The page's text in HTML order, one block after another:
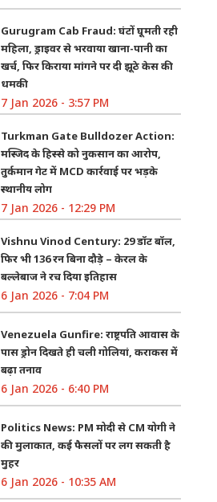
Gurugram Cab Fraud: घंटों घूमती रही
महिला, ड्राइवर से भरवाया खाना-पानी का
खर्च, फिर किराया मांगने पर दी झूठे केस की
धमकी
7 Jan 2026 - 3:57 PM
Turkman Gate Bulldozer Action:
मस्जिद के हिस्से को नुकसान का आरोप,
तुर्कमान गेट में MCD कार्रवाई पर भड़के
स्थानीय लोग
7 Jan 2026 - 12:29 PM
Vishnu Vinod Century: 29 डॉट बॉल,
फिर भी 136 रन बिना दौड़े – केरल के
बल्लेबाज ने रच दिया इतिहास
6 Jan 2026 - 7:04 PM
Venezuela Gunfire: राष्ट्रपति आवास के
पास ड्रोन दिखते ही चली गोलियां, कराकस में
बढ़ा तनाव
6 Jan 2026 - 6:40 PM
Politics News: PM मोदी से CM योगी ने
की मुलाकात, कई फैसलों पर लग सकती है
मुहर
6 Jan 2026 - 10:35 AM